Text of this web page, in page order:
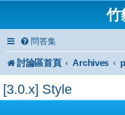
竹
問答集
討論區首頁 Archives
[3.0.x] Style